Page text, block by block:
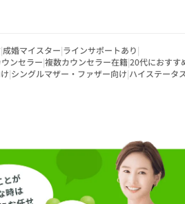
|成婚マイスター|ラインサポートあり|
ンセラー|複数カウンセラー在籍|20代におすす
|シングルマザー・ファザー向け|ハイステータ